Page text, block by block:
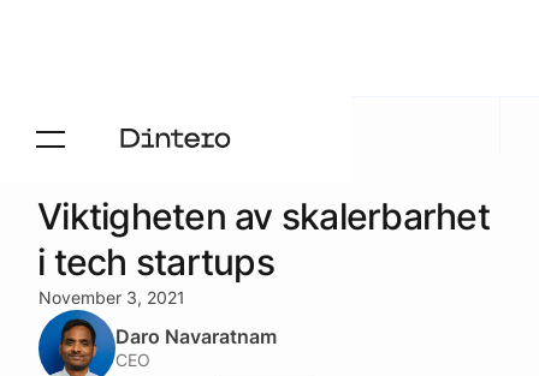
Aktuelt Blogg
Viktigheten av skalerbarhet
i tech startups
November 3, 2021
Daro Navaratnam
CEO